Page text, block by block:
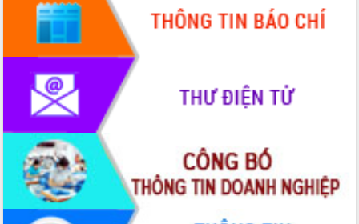
Lấy ý kiến điều chỉnh Quy hoạch tỉnh
Đắk Lắk thời kỳ 2021-2030, tầm nhìn
đến năm 2050
Phát động chiến dịch 30 ngày đêm
giải phóng mặt bằng Tuyến đường bộ
ven biển
Đắk Lắk nỗ lực thúc đẩy tăng trưởng
kinh tế từ 10% trở lên trong Quý
II/2026
Đắk Lắk ký kết thỏa thuận hợp tác về
chuyển đổi số giai đoạn 2026 – 2030
với Tập đoàn Bưu chính Viễn thông
Việt Nam